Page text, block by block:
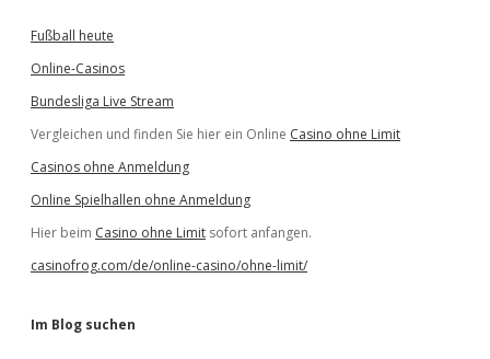
Fußball heute
Online-Casinos
Bundesliga Live Stream
Vergleichen und finden Sie hier ein Online Casino ohne Limit
Casinos ohne Anmeldung
Online Spielhallen ohne Anmeldung
Hier beim Casino ohne Limit sofort anfangen.
casinofrog.com/de/online-casino/ohne-limit/
Im Blog suchen